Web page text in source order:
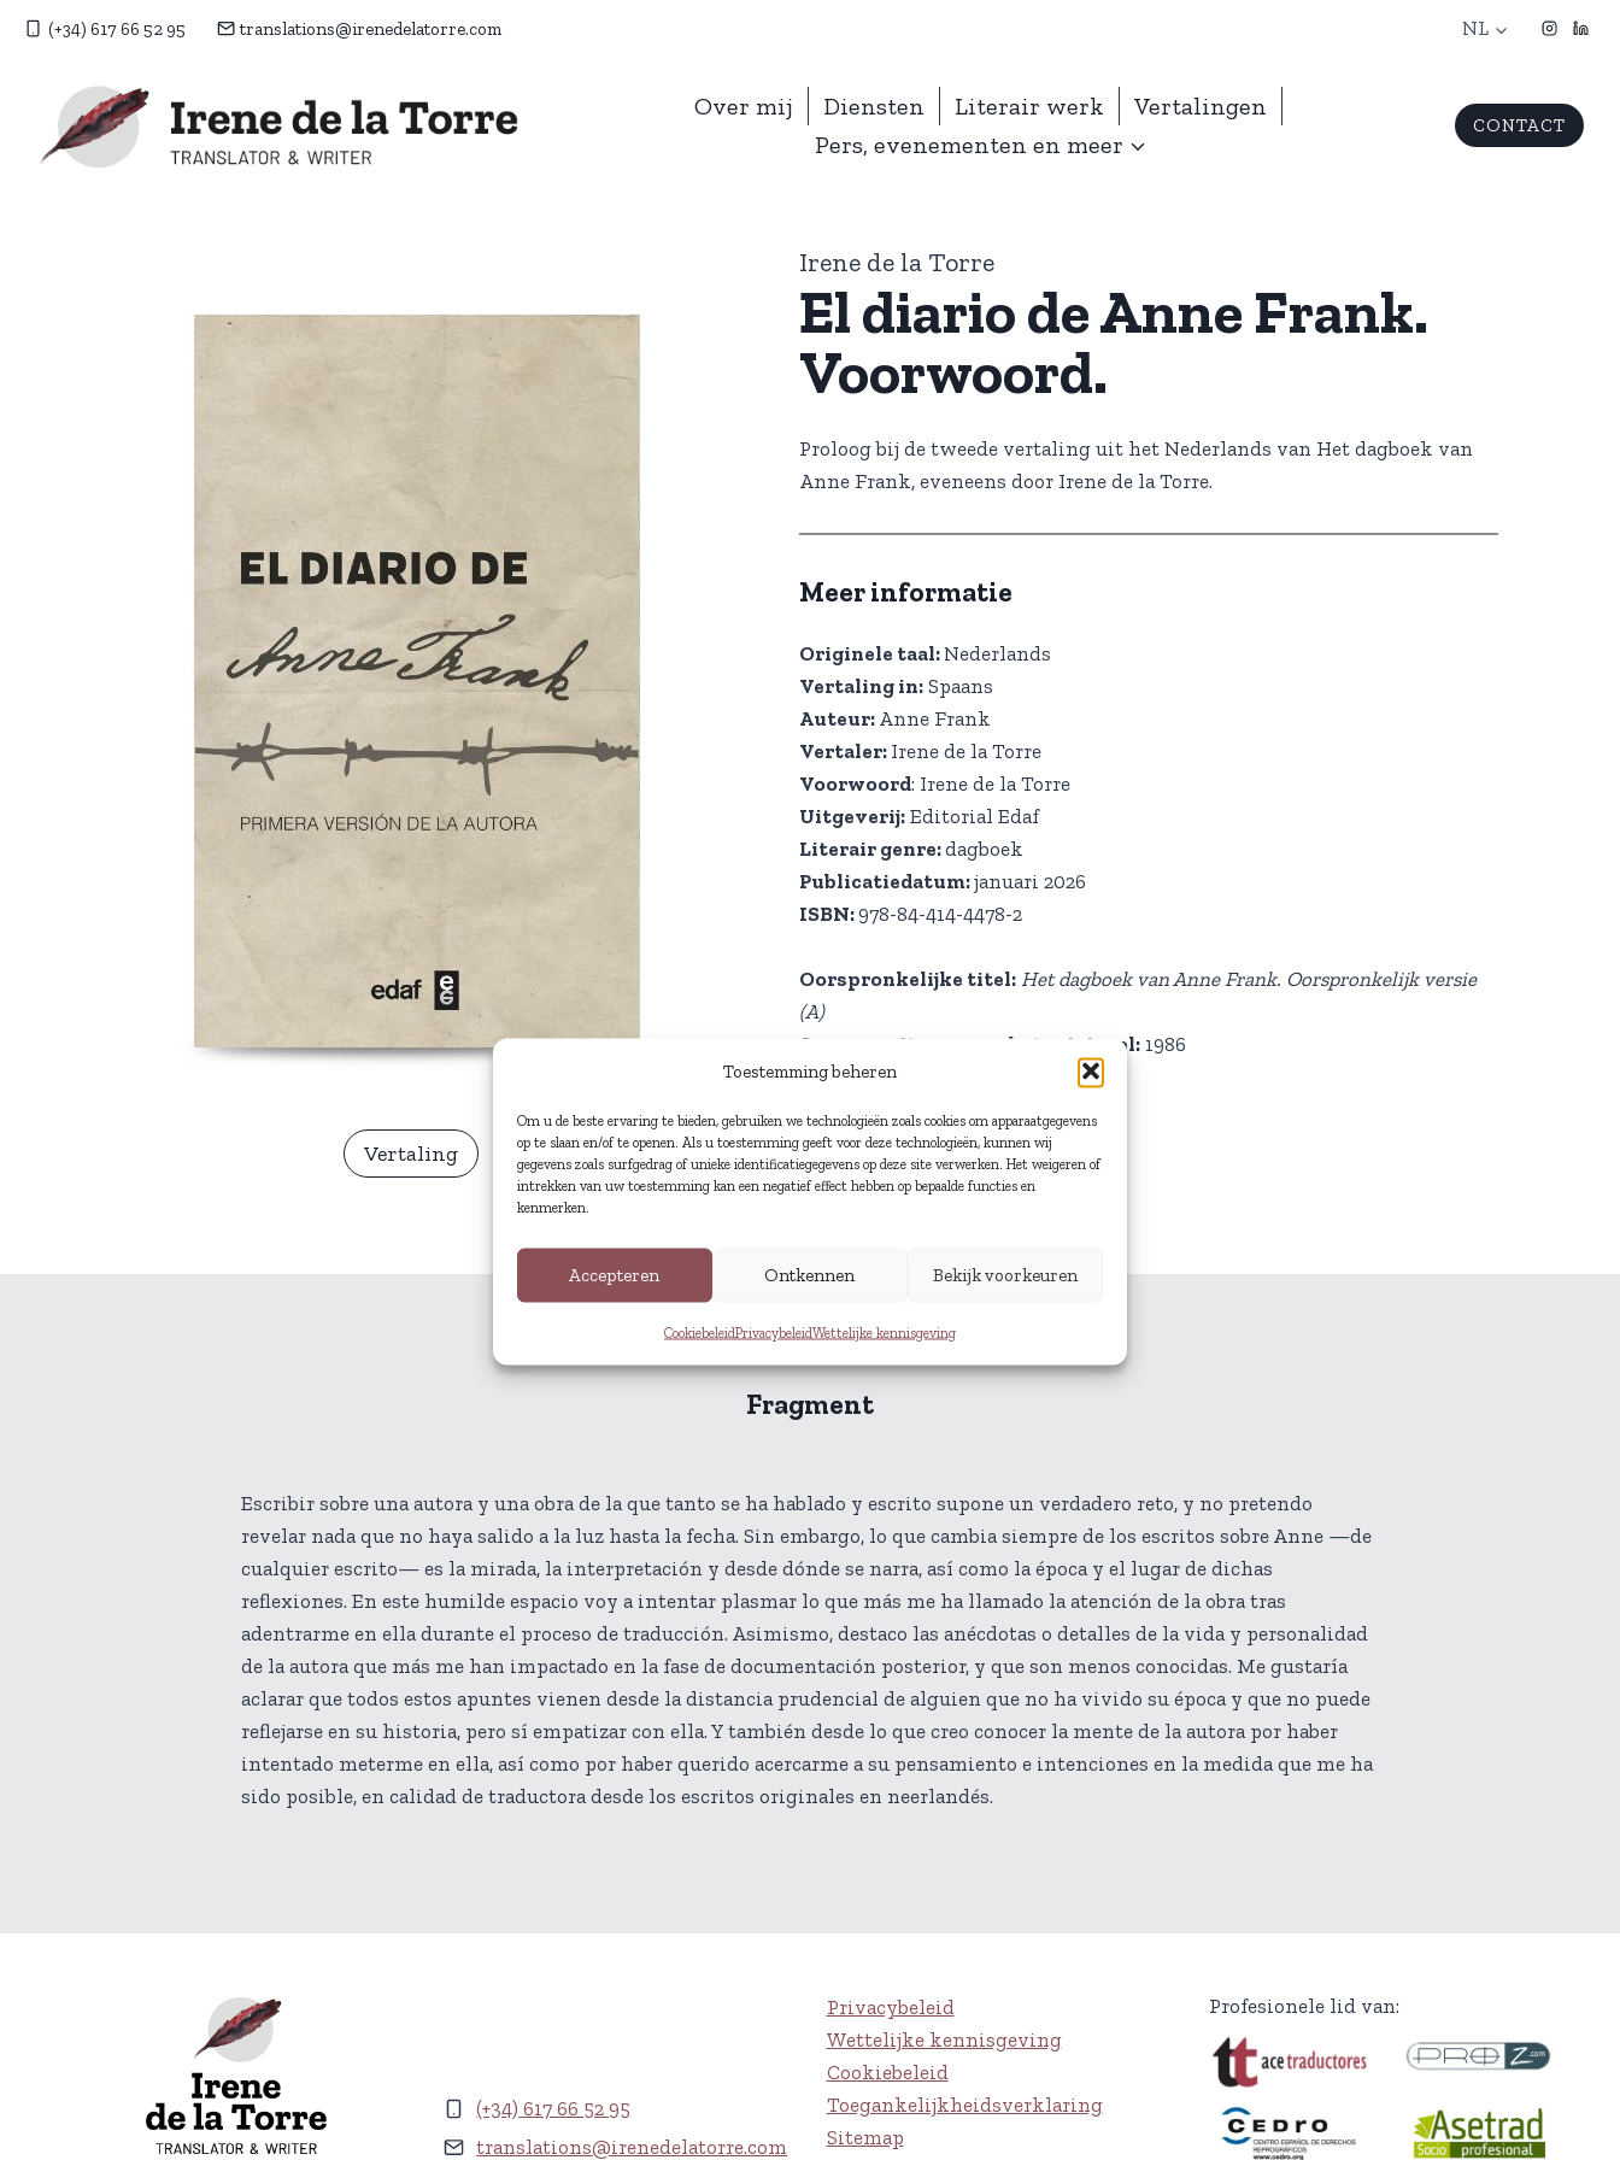
Toestemming beheren
Om u de beste ervaring te bieden, gebruiken we technologieën zoals cookies om apparaatgegevens
op te slaan en/of te openen. Als u toestemming geeft voor deze technologieën, kunnen wij
gegevens zoals surfgedrag of unieke identificatiegegevens op deze site verwerken. Het weigeren of
intrekken van uw toestemming kan een negatief effect hebben op bepaalde functies en
kenmerken.
Accepteren Ontkennen Bekijk voorkeuren
CookiebeleidPrivacybeleidWettelijke kennisgeving
Doorgaan
(+34) 617 66 52 95 translations@irenedelatorre.com NL
Over mij Diensten Literair werk
Vertalingen
Pers, evenementen en meer
CONTACT
Vertaling
Irene de la Torre
El diario de Anne Frank.
Voorwoord.
Proloog bij de tweede vertaling uit het Nederlands van Het dagboek van
Anne Frank, eveneens door Irene de la Torre.
Meer informatie
Originele taal:Nederlands
Vertaling in: Spaans
Auteur: Anne Frank
Vertaler: Irene de la Torre
Voorwoord: Irene de la Torre
Uitgeverij: Editorial Edaf
Literair genre:dagboek
Publicatiedatum:januari 2026
ISBN:978-84-414-4478-2
Oorspronkelijke titel: Het dagboek van Anne Frank. Oorspronkelijk versie
(A)
Jaar van uitgave van het origineel: 1986
Fragment
Escribir sobre una autora y una obra de la que tanto se ha hablado y escrito supone un verdadero reto, y no pretendo
revelar nada que no haya salido a la luz hasta la fecha. Sin embargo, lo que cambia siempre de los escritos sobre Anne —de
cualquier escrito— es la mirada, la interpretación y desde dónde se narra, así como la época y el lugar de dichas
reflexiones. En este humilde espacio voy a intentar plasmar lo que más me ha llamado la atención de la obra tras
adentrarme en ella durante el proceso de traducción. Asimismo, destaco las anécdotas o detalles de la vida y personalidad
de la autora que más me han impactado en la fase de documentación posterior, y que son menos conocidas. Me gustaría
aclarar que todos estos apuntes vienen desde la distancia prudencial de alguien que no ha vivido su época y que no puede
reflejarse en su historia, pero sí empatizar con ella. Y también desde lo que creo conocer la mente de la autora por haber
intentado meterme en ella, así como por haber querido acercarme a su pensamiento e intenciones en la medida que me ha
sido posible, en calidad de traductora desde los escritos originales en neerlandés.
(+34) 617 66 52 95
translations@irenedelatorre.com
Privacybeleid
Wettelijke kennisgeving
Cookiebeleid
Toegankelijkheidsverklaring
Sitemap
Profesionele lid van: